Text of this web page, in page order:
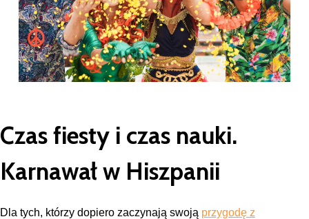
Czas fiesty i czas nauki.
Karnawał w Hiszpanii
Dla tych, którzy dopiero zaczynają swoją przygodę z